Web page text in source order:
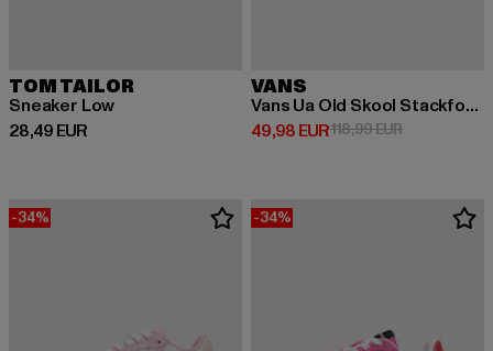
TOM TAILOR
Sneaker Low
28,49 EUR
Derzeitiger Preis: 28,49 EUR
VANS
Vans Ua Old Skool Stackform Schuhe
49,98 EUR
Derzeitiger Preis: 49,98 EUR
118,99 EURAktionspreis:
-34% -34%